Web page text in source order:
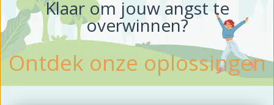
Klaar om jouw angst te
overwinnen?
Ontdek onze oplossingen